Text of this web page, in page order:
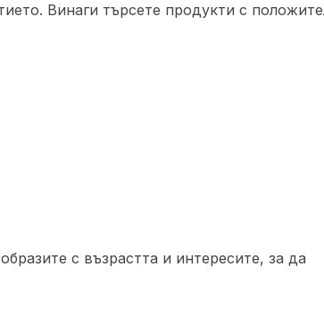
Винаги търсете продукти с
с възрастта и интересите, за да